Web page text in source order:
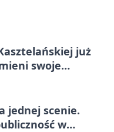
już
swoje
jednej scenie.
w